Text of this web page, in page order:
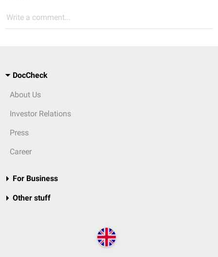
Write a comment...
DocCheck
About Us
Investor Relations
Press
Career
For Business
Other stuff